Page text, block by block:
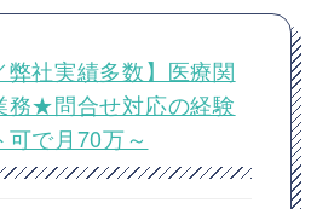
弊社実績多数】医療関
務★問合せ対応の経験
で月70万～